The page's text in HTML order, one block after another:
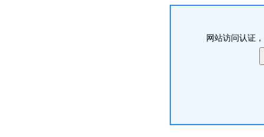
网站访问认证